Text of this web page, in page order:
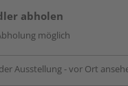
abholen
möglich
Ausstellung - vor Ort